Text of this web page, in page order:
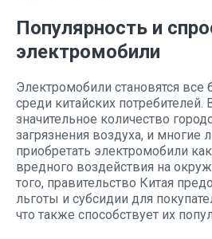
Популярность и
электромобили
Электромобили становятся
среди китайских потребителей.
значительное количество
загрязнения воздуха, и многие
приобретать электромобили
вредного воздействия на
того, правительство Китая
льготы и субсидии для
что также способствует их